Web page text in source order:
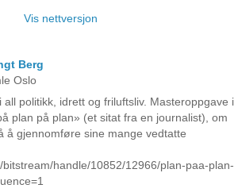
Vis nettversjon
Berg
Oslo
all politikk, idrett og friluftsliv. Masteroppgave i
plan på plan» (et sitat fra en journalist), om
å gjennomføre sine mange vedtatte
bitstream/handle/10852/12966/plan-paa-plan-